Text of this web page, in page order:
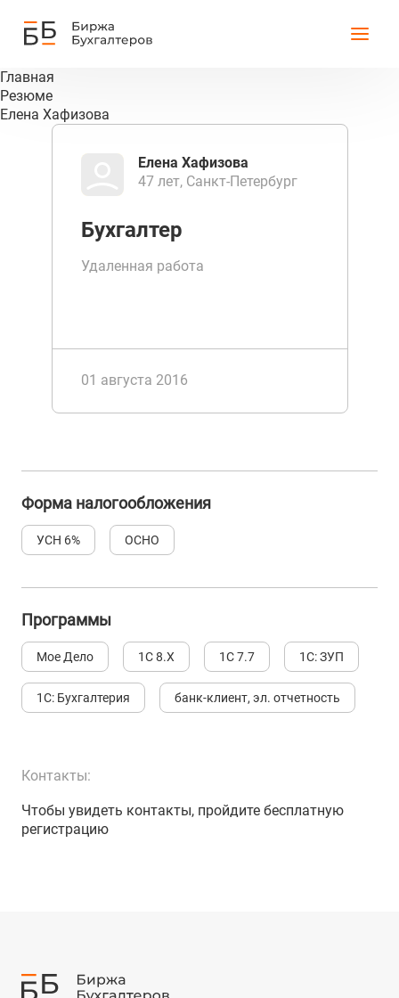
Главная
Резюме
Елена Хафизова
Елена Хафизова
47 лет, Санкт-Петербург
Бухгалтер
Удаленная работа
01 августа 2016
Форма налогообложения
УСН 6% ОСНО
Программы
Мое Дело 1С 8.Х 1С 7.7 1С: ЗУП
1С: Бухгалтерия банк-клиент, эл. отчетность
Контакты:
Чтобы увидеть контакты, пройдите бесплатную
регистрацию